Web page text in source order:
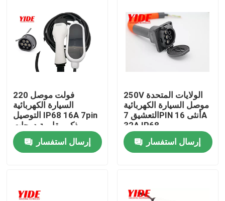
220 فولت موصل
السيارة الكهربائية
التوصيل IP68 16A 7pin
ذكر مقاومة درجات
الحرارة
إرسال استفسار
250V الولايات المتحدة
موصل السيارة الكهربائية
التعشيق 7PIN أنثى 16A
32A IP68
إرسال استفسار